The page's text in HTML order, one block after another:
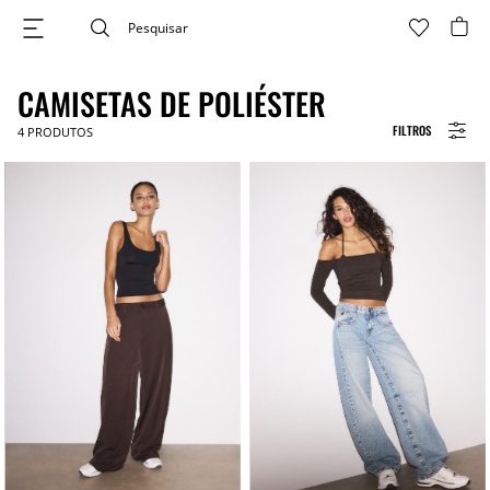
FILTROS
CAMISETAS DE POLIÉSTER
4 PRODUTOS